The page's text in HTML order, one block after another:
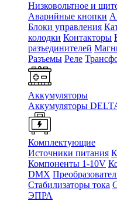
Низковольтное и
Аварийные кнопки
Блоки управления
колодки Контакторы
разъединителей
Разъемы Реле
Аккумуляторы
Аккумуляторы
Комплектующие
Источники питания
Компоненты 1-10V
DMX
Стабилизаторы тока
ЭПРА